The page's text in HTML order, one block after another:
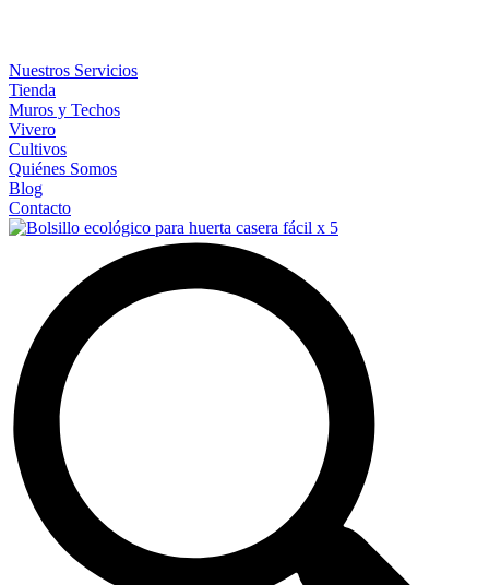
Nuestros Servicios
Tienda
Muros y Techos
Vivero
Cultivos
Quiénes Somos
Blog
Contacto